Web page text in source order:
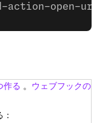
action-open-
作る 。 ウェブフックの